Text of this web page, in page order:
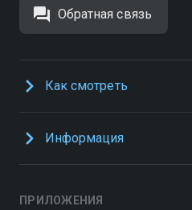
Обратная связь
Как смотреть
Информация
ПРИЛОЖЕНИЯ